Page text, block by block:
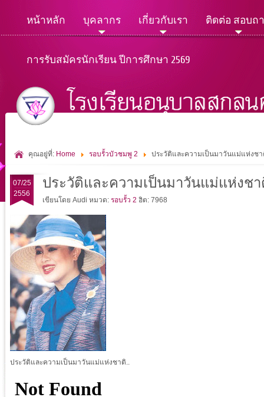
หน้าหลัก บุคลากร เกี่ยวกับเรา ติดต่อ สอบถ
การรับสมัครนักเรียน ปีการศึกษา 2569
คุณอยู่ที่: Home รอบรั้วบัวชมพู 2 ประวัติและความเป็นมาวันแม่แห่งช
07/25
2556
ประวัติและความเป็นมาวันแม่แห่งช
เขียนโดย Audi หมวด: รอบรั้ว 2 ฮิต: 7968
ประวัติและความเป็นมาวันแม่แห่งชาติ..